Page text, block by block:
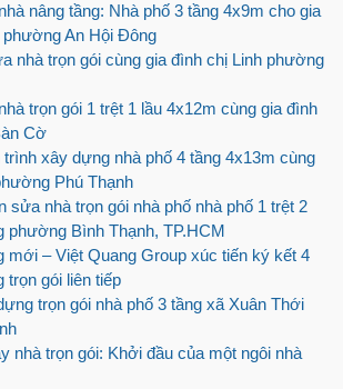
nâng tầng: Nhà phố 3 tầng 4x9m cho gia
An Hội Đông
nhà trọn gói cùng gia đình chị Linh phường
trọn gói 1 trệt 1 lầu 4x12m cùng gia đình
Cờ
trình xây dựng nhà phố 4 tầng 4x13m cùng
Phú Thạnh
sửa nhà trọn gói nhà phố nhà phố 1 trệt 2
phường Bình Thạnh, TP.HCM
mới – Việt Quang Group xúc tiến ký kết 4
trọn gói liên tiếp
trọn gói nhà phố 3 tầng xã Xuân Thới
nhà trọn gói: Khởi đầu của một ngôi nhà